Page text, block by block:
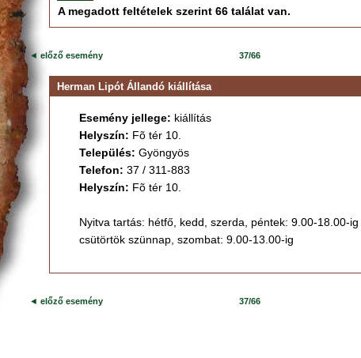
A megadott feltételek szerint 66 találat van.
◄ előző esemény 37/66
Herman Lipót Állandó kiállítása
Esemény jellege: kiállítás
Helyszín: Fõ tér 10.
Település: Gyöngyös
Telefon: 37 / 311-883
Helyszín: Fõ tér 10.
Nyitva tartás: hétfő, kedd, szerda, péntek: 9.00-18.00-ig
csütörtök szünnap, szombat: 9.00-13.00-ig
◄ előző esemény 37/66